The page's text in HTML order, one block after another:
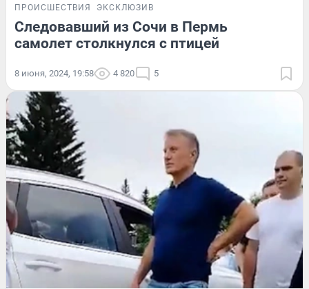
ПРОИСШЕСТВИЯ ЭКСКЛЮЗИВ
Следовавший из Сочи в Пермь
самолет столкнулся с птицей
8 июня, 2024, 19:58 4 820 5